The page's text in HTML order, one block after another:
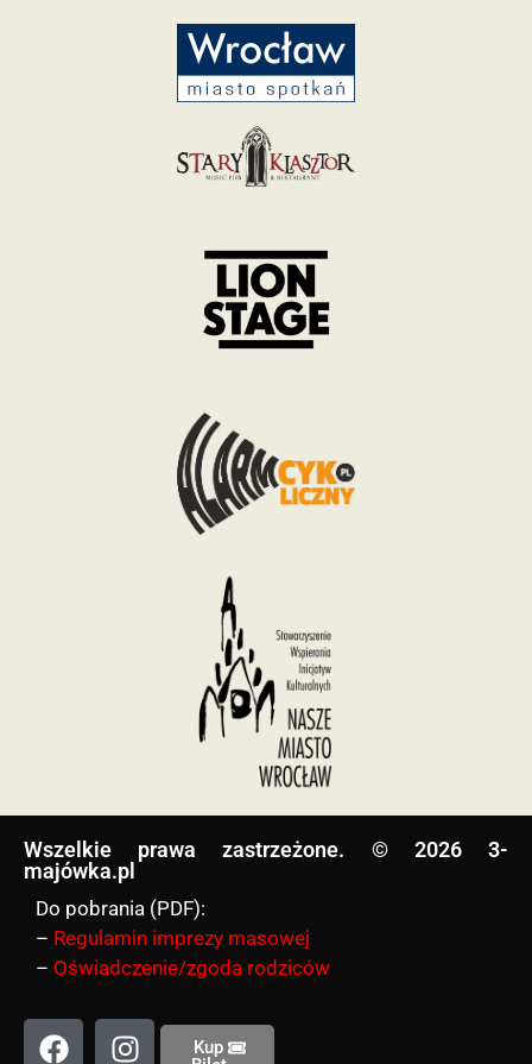
Wszelkie prawa zastrzeżone. © 2026 3-
majówka.pl​
Do pobrania (PDF):
– Regulamin imprezy masowej
– Oświadczenie/zgoda rodziców
Kup